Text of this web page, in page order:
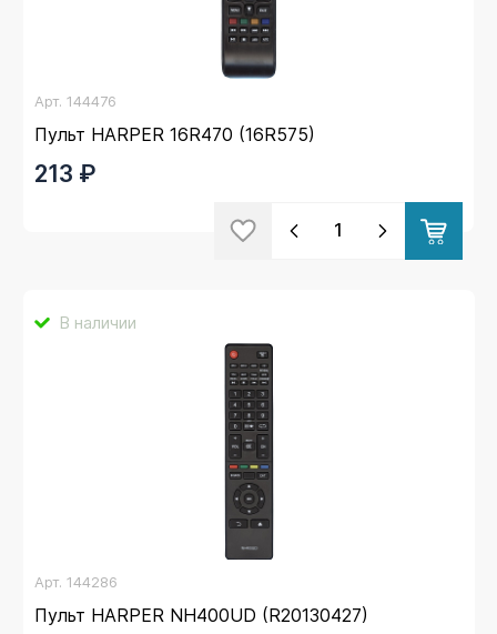
Арт. 144476
Пульт HARPER 16R470 (16R575)
213 ₽
В наличии
Арт. 144286
Пульт HARPER NH400UD (R20130427)